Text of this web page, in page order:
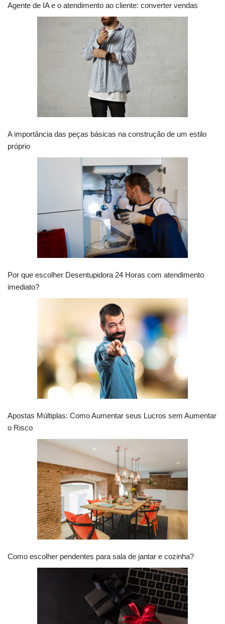
Agente de IA e o atendimento ao cliente: converter vendas
A importância das peças básicas na construção de um estilo
próprio
Por que escolher Desentupidora 24 Horas com atendimento
imediato?
Apostas Múltiplas: Como Aumentar seus Lucros sem Aumentar
o Risco
Como escolher pendentes para sala de jantar e cozinha?